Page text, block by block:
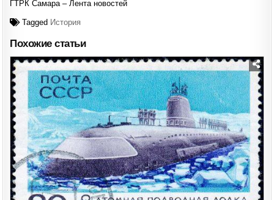
ГТРК Самара – Лента новостей
Tagged История
Похожие статьи
Posted
in